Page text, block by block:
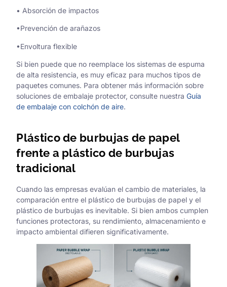
• Absorción de impactos
•Prevención de arañazos
•Envoltura flexible
Si bien puede que no reemplace los sistemas de espuma
de alta resistencia, es muy eficaz para muchos tipos de
paquetes comunes. Para obtener más información sobre
soluciones de embalaje protector, consulte nuestraGuía
de embalaje con colchón de aire.
Plástico de burbujas de papel
frente a plástico de burbujas
tradicional
Cuando las empresas evalúan el cambio de materiales, la
comparación entre el plástico de burbujas de papel y el
plástico de burbujas es inevitable. Si bien ambos cumplen
funciones protectoras, su rendimiento, almacenamiento e
impacto ambiental difieren significativamente.